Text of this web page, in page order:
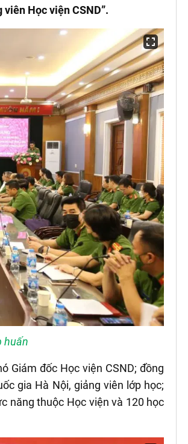
Học viện CSND”.
huấn
Giám đốc Học viện CSND; đồng
gia Hà Nội, giảng viên lớp học;
năng thuộc Học viện và 120 học